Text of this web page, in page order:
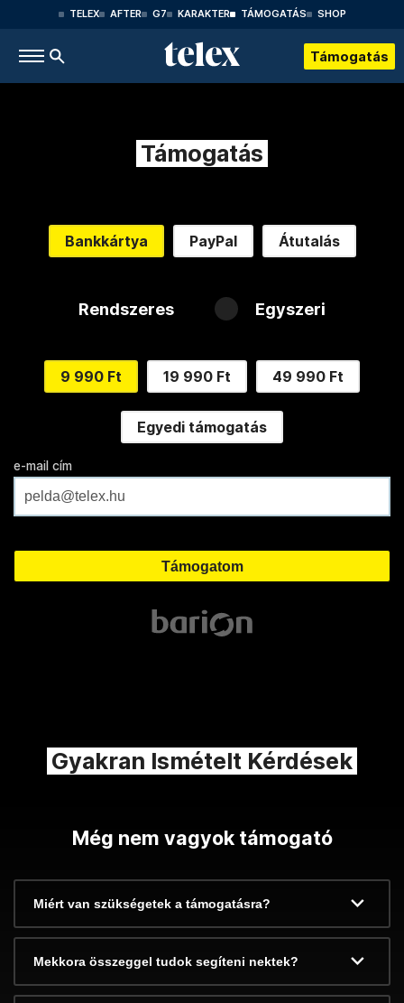
TELEX AFTER G7 KARAKTER TÁMOGATÁS SHOP
Támogatás
Támogatás
Bankkártya PayPal Átutalás
Rendszeres Egyszeri
9 990 Ft 19 990 Ft 49 990 Ft
Egyedi támogatás
e-mail cím
Gyakran Ismételt Kérdések
Még nem vagyok támogató
Miért van szükségetek a támogatásra?
Mekkora összeggel tudok segíteni nektek?